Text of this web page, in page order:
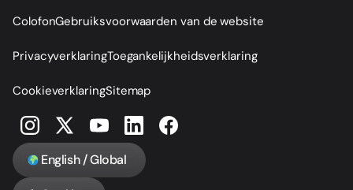
ColofonGebruiksvoorwaarden van de website
PrivacyverklaringToegankelijkheidsverklaring
CookieverklaringSitemap
English / Global